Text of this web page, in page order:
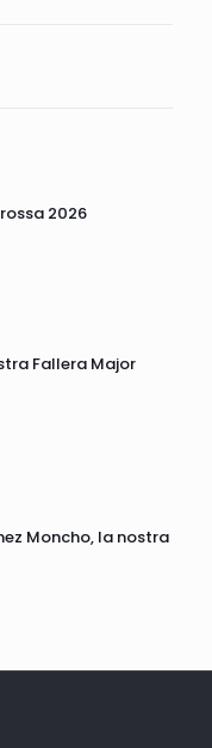
2026
Fallera Major
Moncho, la nostra